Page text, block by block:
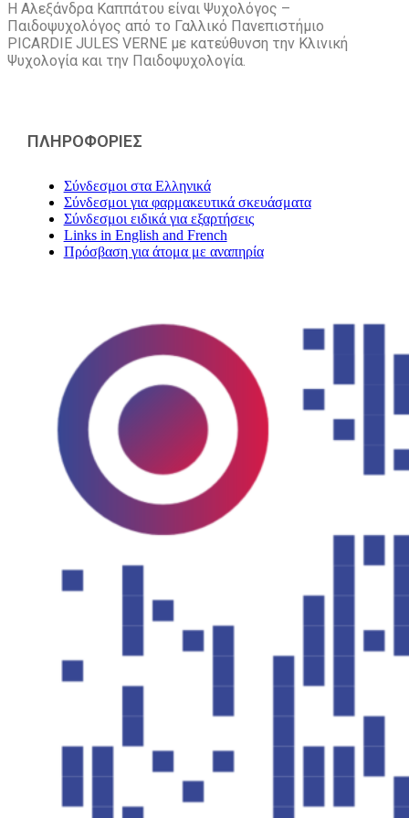
Η Αλεξάνδρα Καππάτου είναι Ψυχολόγος –
Παιδοψυχολόγος από το Γαλλικό Πανεπιστήμιο
PICARDIE JULES VERNE με κατεύθυνση την Kλινική
Ψυχολογία και την Παιδοψυχολογία.
ΠΛΗΡΟΦΟΡΙΕΣ
Σύνδεσμοι στα Ελληνικά
Σύνδεσμοι για φαρμακευτικά σκευάσματα
Σύνδεσμοι ειδικά για εξαρτήσεις
Links in English and French
Πρόσβαση για άτομα με αναπηρία